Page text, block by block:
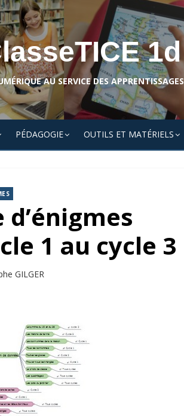
1d
AU SERVICE DES APPRENTISSAGES
PÉDAGOGIE OUTILS ET MATÉRIELS
1 au cycle 3
GILGER